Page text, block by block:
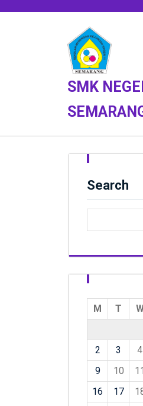
SMK
Search
M T
2
3 4
9
10 11
16
17